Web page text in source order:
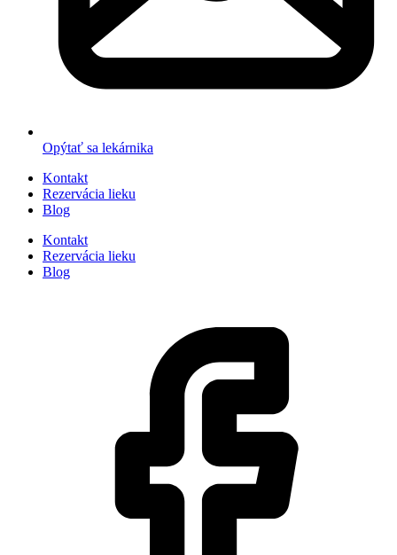
Opýtať sa lekárnika
Kontakt
Rezervácia lieku
Blog
Kontakt
Rezervácia lieku
Blog